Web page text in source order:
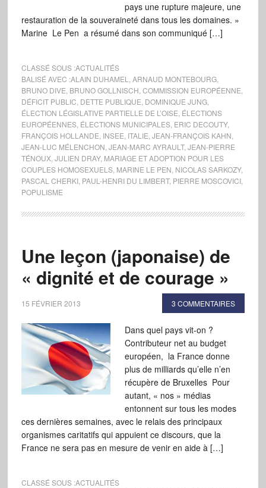
pays une rupture majeure, une
restauration de la souveraineté dans tous les domaines. »
Marine Le Pen a résumé dans son communiqué […]
CLASSÉ SOUS :ACTUALITÉS
BALISÉ AVEC :ALAIN DUHAMEL ARNAUD MONTEBOURG,
BRUNO DIVE BRUNO GOLLNISCH COMMISSION EUROPÉENNE
DÉFICIT PUBLIC DETTE PUBLIQUE DOMINIQUE JUNG,
ÉLECTION LÉGISLATIVE PARTIELLE DE L’OISE ÉLECTIONS
EUROPÉENNES, ÉLECTIONS MUNICIPALES, ERIC DECOUTY,
FRANÇOIS HOLLANDE INSEE ITALIE JEAN-FRANÇOIS KAHN
JEAN-LUC MÉLENCHON JEAN-MARC AYRAULT, JEAN-PIERRE
TÉNOUX, JULIEN DRAY, MARIAGE ET ADOPTION POUR LES
COUPLES HOMOSEXUELS, MARINE LE PEN NICOLAS SARKOZY,
PASCAL CHERKI, PAUL-HENRI DU LIMBERT, PIERRE MOSCOVICI,
POPULISME
Une leçon (japonaise) de
« dignité et de courage »
15 FÉVRIER 2013 3 COMMENTAIRES
Dans quel pays vit-on ?
Contributeur net au budget
européen, la France donne
plus de milliards qu’elle n’en
récupère de Bruxelles Pour
autant, « nos » médias
entonnent sur tous les modes
ces dernières semaines, avec le relais des principaux
organismes caritatifs qui appuient ce discours, que la
France ne sera pas en mesure de venir en aide à […]
CLASSÉ SOUS :ACTUALITÉS